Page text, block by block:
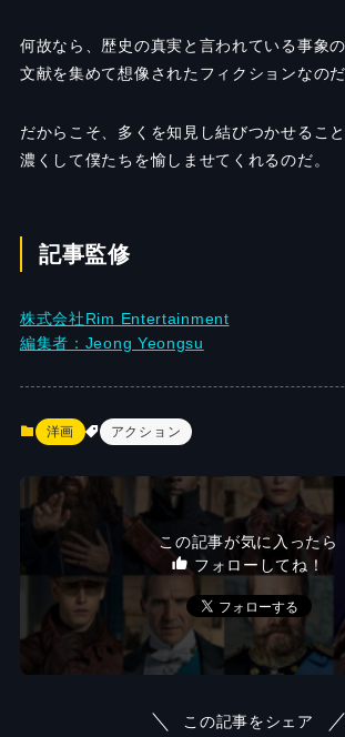
何故なら、歴史の真実と言われている事象
文献を集めて想像されたフィクションなのだ
だからこそ、多くを知見し結びつかせるこ
濃くして僕たちを愉しませてくれるのだ。
記事監修
株式会社Rim Entertainment
編集者：Jeong Yeongsu
洋画 アクション
この記事が気に入ったら
フォローしてね！
この記事をシェア